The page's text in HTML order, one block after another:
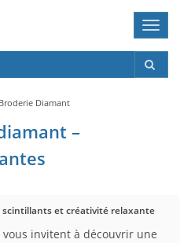
Diamant
–
scintillants et créativité relaxante
vous invitent à découvrir une